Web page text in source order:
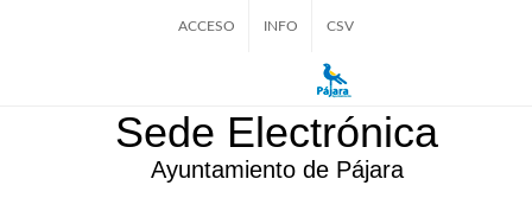
ACCESO INFO CSV
Sede Electrónica
Ayuntamiento de Pájara